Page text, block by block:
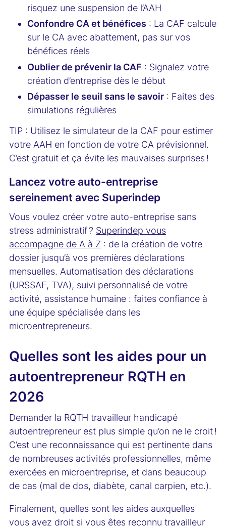
risquez une suspension de l’AAH
Confondre CA et bénéfices : La CAF calcule
sur le CA avec abattement, pas sur vos
bénéfices réels
Oublier de prévenir la CAF : Signalez votre
création d’entreprise dès le début
Dépasser le seuil sans le savoir : Faites des
simulations régulières
TIP : Utilisez le simulateur de la CAF pour estimer
votre AAH en fonction de votre CA prévisionnel.
C’est gratuit et ça évite les mauvaises surprises !
Lancez votre auto-entreprise
sereinement avec Superindep
Vous voulez créer votre auto-entreprise sans
stress administratif ? Superindep vous
accompagne de A à Z : de la création de votre
dossier jusqu’à vos premières déclarations
mensuelles. Automatisation des déclarations
(URSSAF, TVA), suivi personnalisé de votre
activité, assistance humaine : faites confiance à
une équipe spécialisée dans les
microentrepreneurs.
Quelles sont les aides pour un
autoentrepreneur RQTH en
2026
Demander la RQTH travailleur handicapé
autoentrepreneur est plus simple qu’on ne le croit !
C’est une reconnaissance qui est pertinente dans
de nombreuses activités professionnelles, même
exercées en microentreprise, et dans beaucoup
de cas (mal de dos, diabète, canal carpien, etc.).
Finalement, quelles sont les aides auxquelles
vous avez droit si vous êtes reconnu travailleur